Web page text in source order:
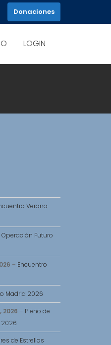
Donaciones
LOGIN
Verano
Operación Futuro
– Encuentro
Madrid 2026
2026 – Pleno de
de Estrellas